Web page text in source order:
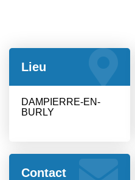
Lieu
DAMPIERRE-EN-
BURLY
Contact